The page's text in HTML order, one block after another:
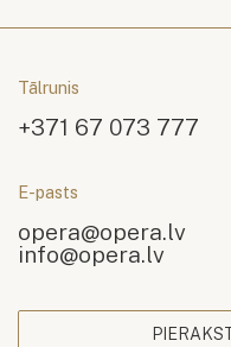
Tālrunis
+371 67 073 777
E-pasts
opera@opera.lv
info@opera.lv